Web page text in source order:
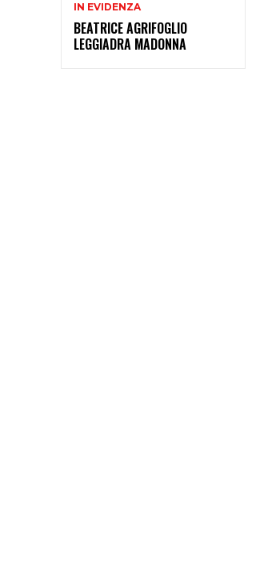
IN EVIDENZA
BEATRICE AGRIFOGLIO
LEGGIADRA MADONNA